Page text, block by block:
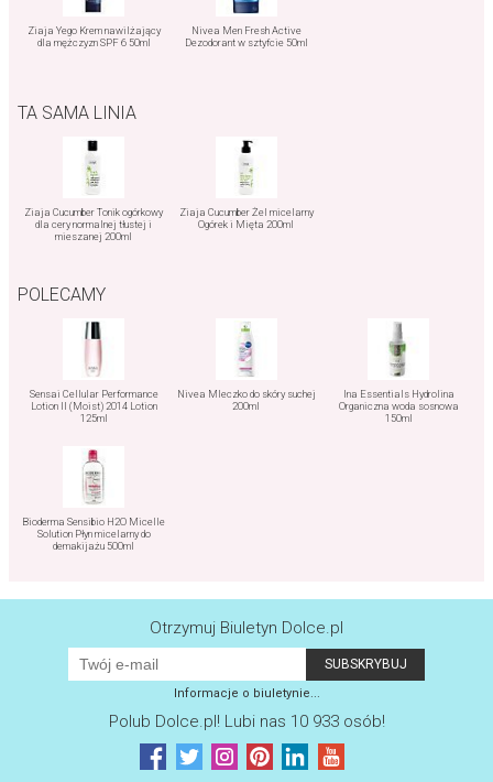
Ziaja Yego Krem nawilżający
dla mężczyzn SPF 6 50ml
Nivea Men Fresh Active
Dezodorant w sztyfcie 50ml
TA SAMA LINIA
Ziaja Cucumber Tonik ogórkowy
dla cery normalnej tłustej i
mieszanej 200ml
Ziaja Cucumber Żel micelarny
Ogórek i Mięta 200ml
POLECAMY
Sensai Cellular Performance
Lotion II (Moist) 2014 Lotion
125ml
Nivea Mleczko do skóry suchej
200ml
Ina Essentials Hydrolina
Organiczna woda sosnowa
150ml
Bioderma Sensibio H2O Micelle
Solution Płyn micelarny do
demakijażu 500ml
Otrzymuj Biuletyn Dolce.pl
Informacje o biuletynie...
Polub Dolce.pl ! Lubi nas 10 933 osób!